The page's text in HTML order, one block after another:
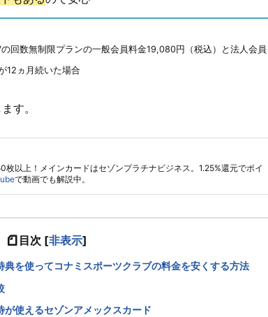
回数無制限プランの一般会員料金19,080円（税込）と法人会員
12ヵ月続いた場合
す。
枚以上！メインカードはセゾンプラチナビジネス。1.25%還元でポイ
で動画でも解説中。
目次 [非表示]
を使ってコナミスポーツクラブの料金を安くする方法
使えるセゾンアメックスカード